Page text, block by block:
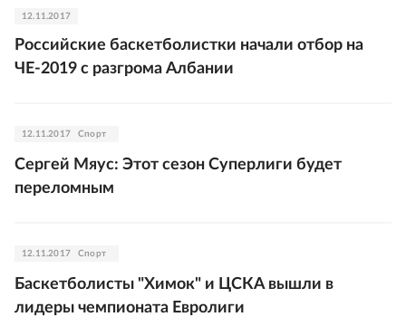
12.11.2017
Российские баскетболистки начали отбор на
ЧЕ-2019 с разгрома Албании
12.11.2017 Спорт
Сергей Мяус: Этот сезон Суперлиги будет
переломным
12.11.2017 Спорт
Баскетболисты "Химок" и ЦСКА вышли в
лидеры чемпионата Евролиги